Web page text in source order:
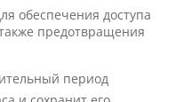
обеспечения доступа
предотвращения
период